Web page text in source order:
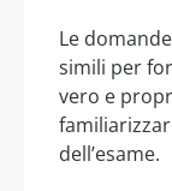
Le
simili per
vero e
dell’esame.